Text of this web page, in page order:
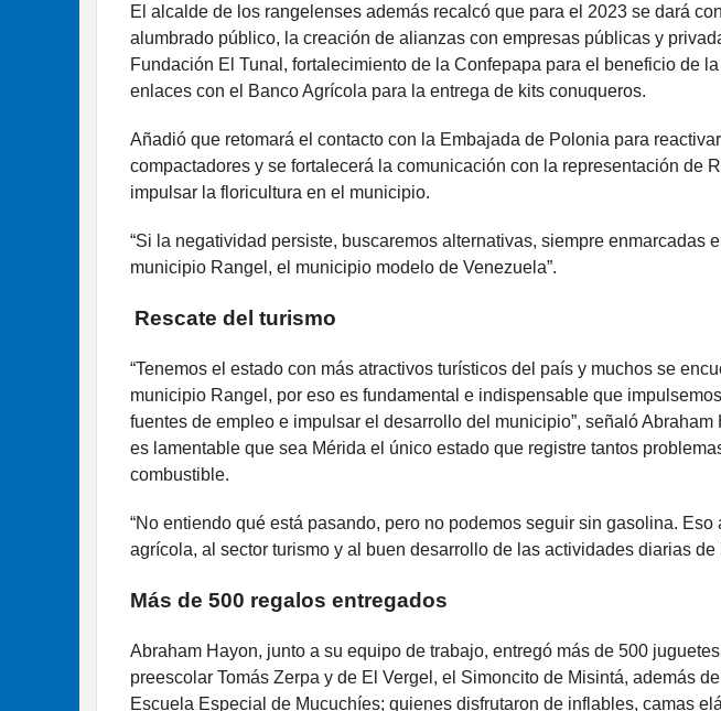
El alcalde de los rangelenses además recalcó que para el 2023 se dará
alumbrado público, la creación de alianzas con empresas públicas y
Fundación El Tunal, fortalecimiento de la Confepapa para el beneficio de
enlaces con el Banco Agrícola para la entrega de kits conuqueros.
Añadió que retomará el contacto con la Embajada de Polonia para
compactadores y se fortalecerá la comunicación con la representación de
impulsar la floricultura en el municipio.
“Si la negatividad persiste, buscaremos alternativas, siempre enmarcadas
municipio Rangel, el municipio modelo de Venezuela”.
Rescate del turismo
“Tenemos el estado con más atractivos turísticos del país y muchos se
municipio Rangel, por eso es fundamental e indispensable que
fuentes de empleo e impulsar el desarrollo del municipio”, señaló
es lamentable que sea Mérida el único estado que registre tantos
combustible.
“No entiendo qué está pasando, pero no podemos seguir sin gasolina. Eso
agrícola, al sector turismo y al buen desarrollo de las actividades diarias de
Más de 500 regalos entregados
Abraham Hayon, junto a su equipo de trabajo, entregó más de 500
preescolar Tomás Zerpa y de El Vergel, el Simoncito de Misintá, además
Escuela Especial de Mucuchíes; quienes disfrutaron de inflables, camas